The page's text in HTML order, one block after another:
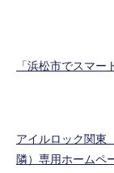
「浜松市でスマー
アイルロック関
隣）専用ホームペ